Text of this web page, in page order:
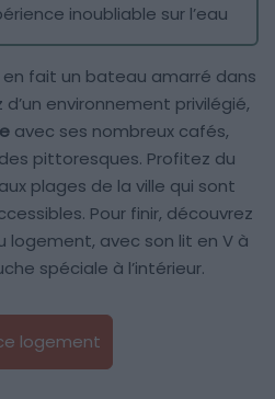
inoubliable sur l’eau
fait un bateau amarré dans
d’un environnement privilégié,
avec ses nombreux cafés,
pittoresques. Profitez du
plages de la ville qui sont
Pour finir, découvrez
logement, avec son lit en V à
spéciale à l’intérieur.
logement